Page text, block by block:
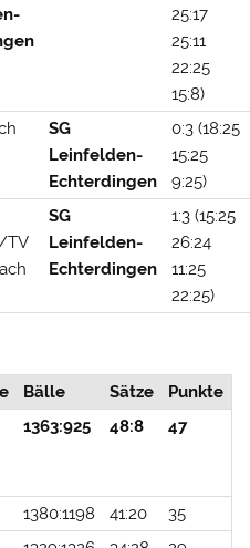
25:17
25:11
22:25
15:8)
SG
Leinfelden-
Echterdingen
0:3 (18:25
15:25
9:25)
TV
SG
Leinfelden-
Echterdingen
1:3 (15:25
26:24
11:25
22:25)
Bälle Sätze
Punkte
1363:925 48:8 47
1380:1198 41:20
35